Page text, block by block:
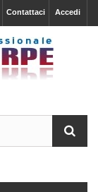
Accedi
Contattaci